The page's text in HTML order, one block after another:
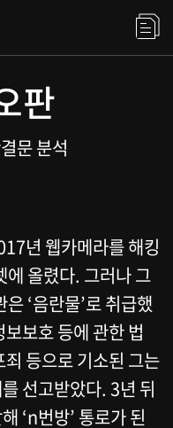
판
문 분석
년 웹카메라를 해킹
에 올렸다. 그러나 그
‘음란물’로 취급했
보호 등에 관한 법
등으로 기소된 그는
선고받았다. 3년 뒤
‘n번방’ 통로가 된